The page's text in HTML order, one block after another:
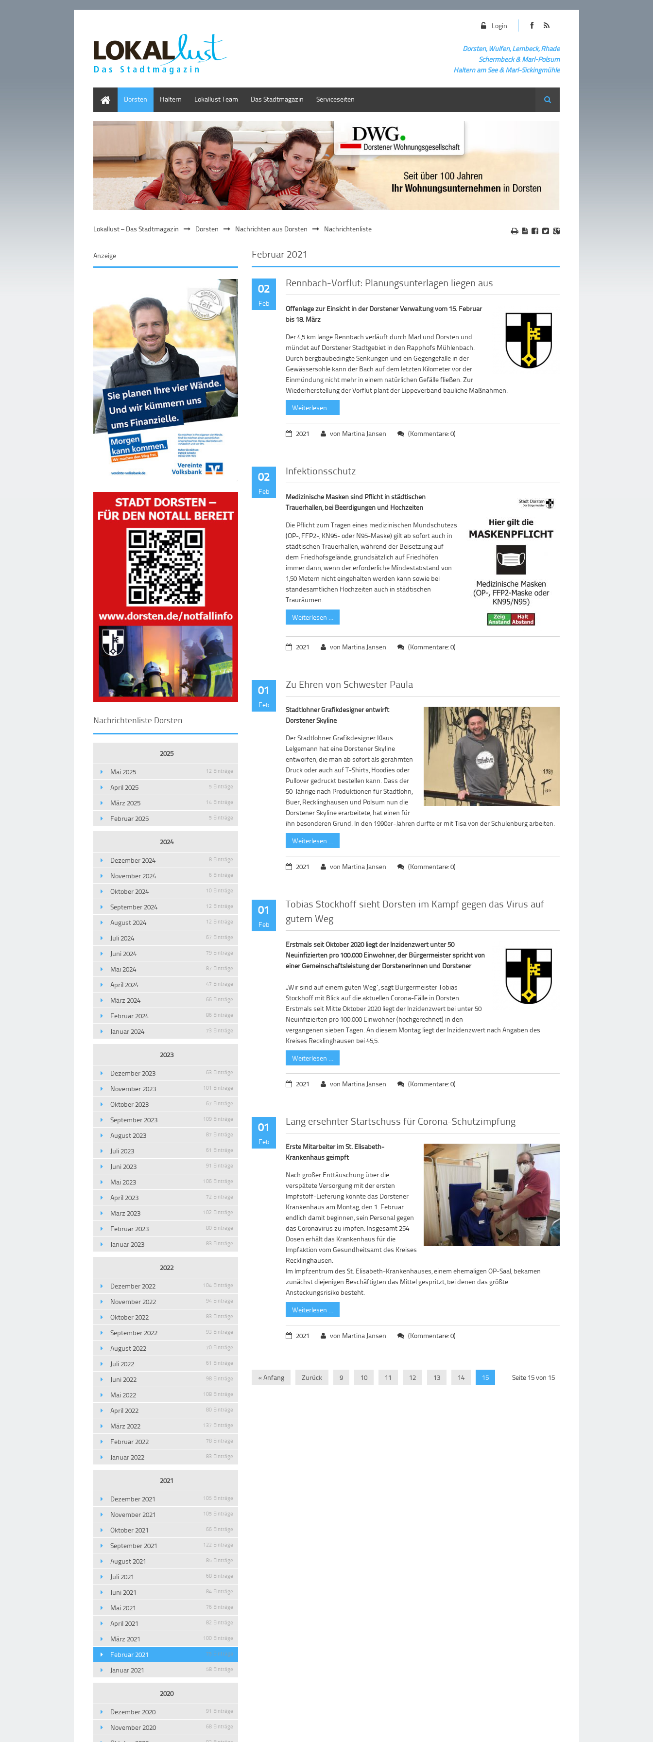
Login
Dorsten, Wulfen, Lembeck, Rhade
Schermbeck& Marl-Polsum
Haltern am See & Marl-Sickingmühle
Dorsten Haltern Lokallust Team Das Stadtmagazin Serviceseiten Suche
Lokallust – Das Stadtmagazin Dorsten Nachrichten aus Dorsten Nachrichtenliste
Februar 2021
02
Feb
Rennbach-Vorflut: Planungsunterlagen liegen aus
Offenlage zur Einsicht in der Dorstener Verwaltung vom 15. Februar
bis 18. März
Der 4,5 km lange Rennbach verläuft durch Marl und Dorsten und
mündet auf Dorstener Stadtgebiet in den Rapphofs Mühlenbach.
Durch bergbaubedingte Senkungen und ein Gegengefälle in der
Gewässersohle kann der Bach auf dem letzten Kilometer vor der
Einmündung nicht mehr in einem natürlichen Gefälle fließen. Zur
Wiederherstellung der Vorflut plant der Lippeverband bauliche Maßnahmen.
Weiterlesen …
2021 von Martina Jansen (Kommentare: 0)
02
Feb
Infektionsschutz
Medizinische Masken sind Pflicht in städtischen
Trauerhallen, bei Beerdigungen und Hochzeiten
Die Pflicht zum Tragen eines medizinischen Mundschutezs
(OP-, FFP2-, KN95- oder N95-Maske) gilt ab sofort auch in
städtischen Trauerhallen, während der Beisetzung auf
dem Friedhofsgelände, grundsätzlich auf Friedhöfen
immer dann, wenn der erforderliche Mindestabstand von
1,50 Metern nicht eingehalten werden kann sowie bei
standesamtlichen Hochzeiten auch in städtischen
Trauräumen.
Weiterlesen …
2021 von Martina Jansen (Kommentare: 0)
01
Feb
Zu Ehren von Schwester Paula
Stadtlohner Grafikdesigner entwirft
Dorstener Skyline
Der Stadtlohner Grafikdesigner Klaus
Lelgemann hat eine Dorstener Skyline
entworfen, die man ab sofort als gerahmten
Druck oder auch auf T-Shirts, Hoodies oder
Pullover gedruckt bestellen kann. Dass der
50-Jährige nach Produktionen für Stadtlohn,
Buer, Recklinghausen und Polsum nun die
Dorstener Skyline erarbeitete, hat einen für
ihn besonderen Grund. In den 1990er-Jahren durfte er mit Tisa von der Schulenburg arbeiten.
Weiterlesen …
2021 von Martina Jansen (Kommentare: 0)
01
Feb
Tobias Stockhoff sieht Dorsten im Kampf gegen das Virus auf
gutem Weg
Erstmals seit Oktober 2020 liegt der Inzidenzwert unter 50
Neuinfizierten pro 100.000 Einwohner, der Bürgermeister spricht von
einer Gemeinschaftsleistung der Dorstenerinnen und Dorstener
„Wir sind auf einem guten Weg“, sagt Bürgermeister Tobias
Stockhoff mit Blick auf die aktuellen Corona-Fälle in Dorsten.
Erstmals seit Mitte Oktober 2020 liegt der Inzidenzwert bei unter 50
Neuinfizierten pro 100.000 Einwohner (hochgerechnet) in den
vergangenen sieben Tagen. An diesem Montag liegt der Inzidenzwert nach Angaben des
Kreises Recklinghausen bei 45,5.
Weiterlesen …
2021 von Martina Jansen (Kommentare: 0)
01
Feb
Lang ersehnter Startschuss für Corona-Schutzimpfung
Erste Mitarbeiter im St. Elisabeth-
Krankenhaus geimpft
Nach großer Enttäuschung über die
verspätete Versorgung mit der ersten
Impfstoff-Lieferung konnte das Dorstener
Krankenhaus am Montag, den 1. Februar
endlich damit beginnen, sein Personal gegen
das Coronavirus zu impfen. Insgesamt 254
Dosen erhält das Krankenhaus für die
Impfaktion vom Gesundheitsamt des Kreises
Recklinghausen.
Im Impfzentrum des St. Elisabeth-Krankenhauses, einem ehemaligen OP-Saal, bekamen
zunächst diejenigen Beschäftigten das Mittel gespritzt, bei denen das größte
Ansteckungsrisiko besteht.
Weiterlesen …
2021 von Martina Jansen (Kommentare: 0)
Seite 15 von 15
« Anfang Zurück 9 10 11 12 13 14 15
Anzeige
Nachrichtenliste Dorsten
2025
Mai 2025
12 Einträge
April 2025 5 Einträge
März 2025 14 Einträge
Februar 2025 5 Einträge
2024
Dezember 2024
8 Einträge
November 2024 6 Einträge
Oktober 2024 10 Einträge
September 2024 12 Einträge
August 2024 12 Einträge
Juli 2024 67 Einträge
Juni 2024 79 Einträge
Mai 2024 87 Einträge
April 2024 47 Einträge
März 2024 66 Einträge
Februar 2024 86 Einträge
Januar 2024 73 Einträge
2023
Dezember 2023
63 Einträge
November 2023 101 Einträge
Oktober 2023 67 Einträge
September 2023 109 Einträge
August 2023 87 Einträge
Juli 2023 61 Einträge
Juni 2023 91 Einträge
Mai 2023 106 Einträge
April 2023 72 Einträge
März 2023 102 Einträge
Februar 2023 80 Einträge
Januar 2023 83 Einträge
2022
Dezember 2022
104 Einträge
November 2022 94 Einträge
Oktober 2022 83 Einträge
September 2022 93 Einträge
August 2022 70 Einträge
Juli 2022 61 Einträge
Juni 2022 98 Einträge
Mai 2022 108 Einträge
April 2022 80 Einträge
März 2022 137 Einträge
Februar 2022 78 Einträge
Januar 2022 83 Einträge
2021
Dezember 2021
105 Einträge
November 2021 105 Einträge
Oktober 2021 66 Einträge
September 2021 122 Einträge
August 2021 85 Einträge
Juli 2021 68 Einträge
Juni 2021 84 Einträge
Mai 2021 76 Einträge
April 2021 82 Einträge
März 2021 100 Einträge
Februar 2021 75 Einträge
Januar 2021 58 Einträge
2020
Dezember 2020
91 Einträge
November 2020 68 Einträge